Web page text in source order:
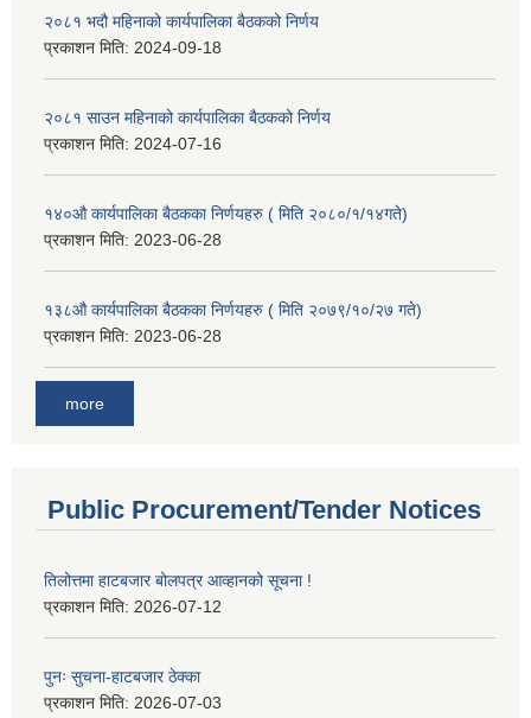
२०८१ भदौ महिनाको कार्यपालिका बैठकको निर्णय
प्रकाशन मिति: 2024-09-18
२०८१ साउन महिनाको कार्यपालिका बैठकको निर्णय
प्रकाशन मिति: 2024-07-16
१४०औ कार्यपालिका बैठकका निर्णयहरु ( मिति २०८०/१/१४गते)
प्रकाशन मिति: 2023-06-28
१३८औ कार्यपालिका बैठकका निर्णयहरु ( मिति २०७९/१०/२७ गते)
प्रकाशन मिति: 2023-06-28
more
Public Procurement/Tender Notices
तिलोत्तमा हाटबजार बोलपत्र आव्हानको सूचना !
प्रकाशन मिति: 2026-07-12
पुनः सुचना-हाटबजार ठेक्का
प्रकाशन मिति: 2026-07-03